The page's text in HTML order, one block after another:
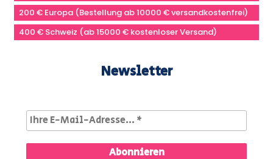
200 € Europa (Bestellung ab 10000 € versandkostenfrei)
400 € Schweiz (ab 15000 € kostenloser Versand)
Newsletter